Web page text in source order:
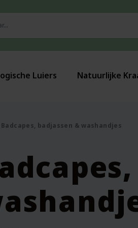
Luiers Natuurlijke
Badcapes, badjassen & washandjes